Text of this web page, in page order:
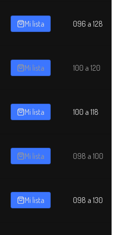
Mi lista 096 a 128
Mi lista 100 a 120
Mi lista 100 a 118
Mi lista 098 a 100
Mi lista 098 a 130